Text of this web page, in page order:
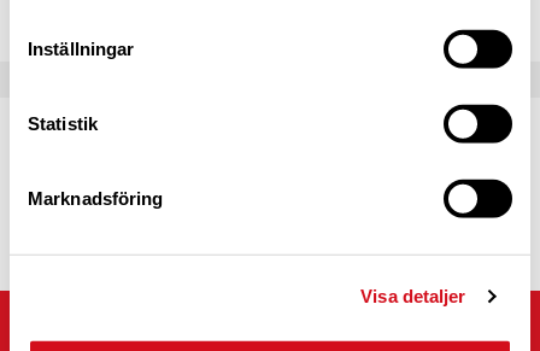
Inställningar
Statistik
Marknadsföring
Visa detaljer
samarbetet mellan Caravan Club of Sweden
Läs mer
Caravan Club of Sweden